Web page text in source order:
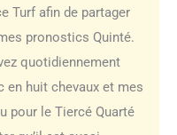
Turf afin de partager
pronostics Quinté.
quotidiennement
en huit chevaux et mes
pour le Tiercé Quarté